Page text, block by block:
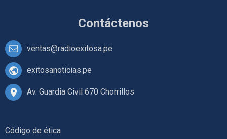
Contáctenos
ventas@radioexitosa.pe
exitosanoticias.pe
Av. Guardia Civil 670 Chorrillos
Código de ética